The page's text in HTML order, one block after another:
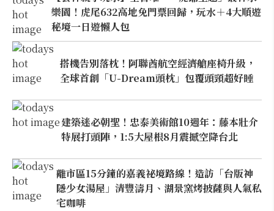
樂園！虎尾632高地免門票回歸，玩水＋4大順遊
秘境一日遊懶人包
搭機告別落枕！阿聯酋航空經濟艙座椅升級，
全球首創「U-Dream頭枕」包覆頭頸超好睡
建築迷必朝聖！忠泰美術館10週年：藤本壯介
特展打頭陣，1:5大屋根8月震撼空降台北
離市區15分鐘的嘉義祕境路線！造訪「台版神
隱少女湯屋」清豐濤月、湖景窯烤披薩與人氣私
宅咖啡